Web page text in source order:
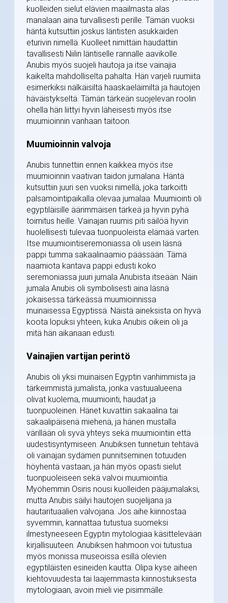
kuolleiden sielut elävien maailmasta alas
manalaan aina turvallisesti perille. Tämän vuoksi
häntä kutsuttiin joskus läntisten asukkaiden
eturivin nimellä. Kuolleet nimittäin haudattiin
tavallisesti Niilin läntiselle rannalle aavikolle.
Anubis myös suojeli hautoja ja itse vainajia
kaikelta mahdolliselta pahalta. Hän varjeli ruumiita
esimerkiksi nälkäisiltä haaskaeläimiltä ja hautojen
häväistykseltä. Tämän tärkeän suojelevan roolin
ohella hän liittyi hyvin läheisesti myös itse
muumioinnin vanhaan taitoon.
Muumioinnin valvoja
Anubis tunnettiin ennen kaikkea myös itse
muumioinnin vaativan taidon jumalana. Häntä
kutsuttiin juuri sen vuoksi nimellä, joka tarkoitti
palsamointipaikalla olevaa jumalaa. Muumiointi oli
egyptiläisille äärimmäisen tärkeä ja hyvin pyhä
toimitus heille. Vainajan ruumis piti säilöä hyvin
huolellisesti tulevaa tuonpuoleista elämää varten.
Itse muumiointiseremoniassa oli usein läsnä
pappi tumma sakaalinaamio päässään. Tämä
naamiota kantava pappi edusti koko
seremoniassa juuri jumala Anubista itseään. Näin
jumala Anubis oli symbolisesti aina läsnä
jokaisessa tärkeässä muumioinnissa
muinaisessa Egyptissä. Näistä aineksista on hyvä
koota lopuksi yhteen, kuka Anubis oikein oli ja
mitä hän aikanaan edusti.
Vainajien vartijan perintö
Anubis oli yksi muinaisen Egyptin vanhimmista ja
tärkeimmistä jumalista, jonka vastuualueena
olivat kuolema, muumiointi, haudat ja
tuonpuoleinen. Hänet kuvattiin sakaalina tai
sakaalipäisenä miehenä, ja hänen mustalla
värillään oli syvä yhteys sekä muumiointiin että
uudestisyntymiseen. Anubiksen tunnetuin tehtävä
oli vainajan sydämen punnitseminen totuuden
höyhentä vastaan, ja hän myös opasti sielut
tuonpuoleiseen sekä valvoi muumiointia.
Myöhemmin Osiris nousi kuolleiden pääjumalaksi,
mutta Anubis säilyi hautojen suojelijana ja
hautarituaalien valvojana. Jos aihe kiinnostaa
syvemmin, kannattaa tutustua suomeksi
ilmestyneeseen Egyptin mytologiaa käsittelevään
kirjallisuuteen. Anubiksen hahmoon voi tutustua
myös monissa museoissa esillä olevien
egyptiläisten esineiden kautta. Olipa kyse aiheen
kiehtovuudesta tai laajemmasta kiinnostuksesta
mytologiaan, avoin mieli vie pisimmälle.